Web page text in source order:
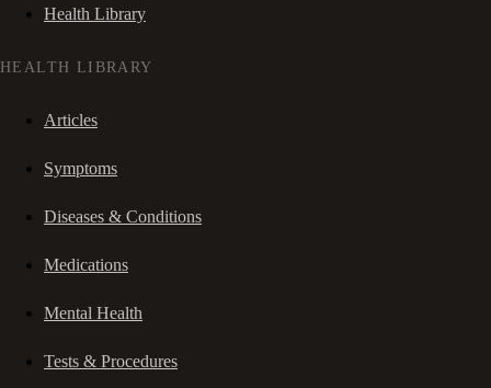
Health Library
HEALTH LIBRARY
Articles
Symptoms
Diseases & Conditions
Medications
Mental Health
Tests & Procedures